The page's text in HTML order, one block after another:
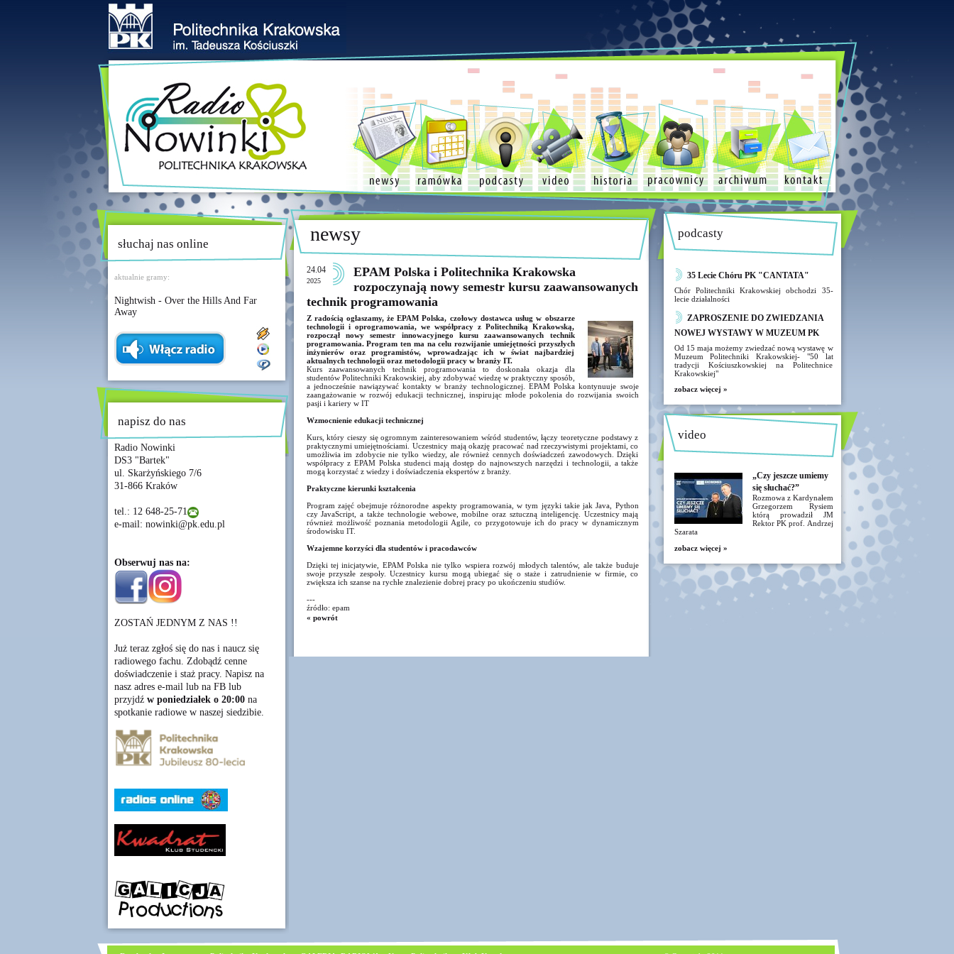
słuchaj nas online
aktualnie gramy:
Nightwish - Over the Hills And Far
Away
napisz do nas
Radio Nowinki
DS3 "Bartek"
ul. Skarżyńskiego 7/6
31-866 Kraków
tel.: 12 648-25-71
e-mail: nowinki@pk.edu.pl
Obserwuj nas na:
ZOSTAŃ JEDNYM Z NAS !!
Już teraz zgłoś się do nas i naucz się
radiowego fachu. Zdobądź cenne
doświadczenie i staż pracy. Napisz na
nasz adres e-mail lub na FB lub
przyjdź w poniedziałek o 20:00na
spotkanie radiowe w naszej siedzibie.
newsy
24.04
2025
EPAM Polska i Politechnika Krakowska
rozpoczynają nowy semestr kursu zaawansowanych
technik programowania
Z radością ogłaszamy, że EPAM Polska, czołowy dostawca usług w obszarze
technologii i oprogramowania, we współpracy z Politechniką Krakowską,
rozpoczął nowy semestr innowacyjnego kursu zaawansowanych technik
programowania. Program ten ma na celu rozwijanie umiejętności przyszłych
inżynierów oraz programistów, wprowadzając ich w świat najbardziej
aktualnych technologii oraz metodologii pracy w branży IT.
Kurs zaawansowanych technik programowania to doskonała okazja dla
studentów Politechniki Krakowskiej, aby zdobywać wiedzę w praktyczny sposób,
a jednocześnie nawiązywać kontakty w branży technologicznej. EPAM Polska kontynuuje swoje
zaangażowanie w rozwój edukacji technicznej, inspirując młode pokolenia do rozwijania swoich
pasji i kariery w IT
Wzmocnienie edukacji technicznej
Kurs, który cieszy się ogromnym zainteresowaniem wśród studentów, łączy teoretyczne podstawy z
praktycznymi umiejętnościami. Uczestnicy mają okazję pracować nad rzeczywistymi projektami, co
umożliwia im zdobycie nie tylko wiedzy, ale również cennych doświadczeń zawodowych. Dzięki
współpracy z EPAM Polska studenci mają dostęp do najnowszych narzędzi i technologii, a także
mogą korzystać z wiedzy i doświadczenia ekspertów z branży.
Praktyczne kierunki kształcenia
Program zajęć obejmuje różnorodne aspekty programowania, w tym języki takie jak Java, Python
czy JavaScript, a także technologie webowe, mobilne oraz sztuczną inteligencję. Uczestnicy mają
również możliwość poznania metodologii Agile, co przygotowuje ich do pracy w dynamicznym
środowisku IT.
Wzajemne korzyści dla studentów i pracodawców
Dzięki tej inicjatywie, EPAM Polska nie tylko wspiera rozwój młodych talentów, ale także buduje
swoje przyszłe zespoły. Uczestnicy kursu mogą ubiegać się o staże i zatrudnienie w firmie, co
zwiększa ich szanse na rychłe znalezienie dobrej pracy po ukończeniu studiów.
---
źródło: epam
« powrót
podcasty
35 Lecie Chóru PK "CANTATA"
Chór Politechniki Krakowskiej obchodzi 35-
lecie działalności
ZAPROSZENIE DO ZWIEDZANIA
NOWEJ WYSTAWY W MUZEUM PK
Od 15 maja możemy zwiedzać nową wystawę w
Muzeum Politechniki Krakowskiej- "50 lat
tradycji Kościuszkowskiej na Politechnice
Krakowskiej"
zobacz więcej »
video
„Czy jeszcze umiemy
się słuchać?”
Rozmowa z Kardynałem
Grzegorzem Rysiem
którą prowadził JM
Rektor PK prof. Andrzej
Szarata
zobacz więcej »